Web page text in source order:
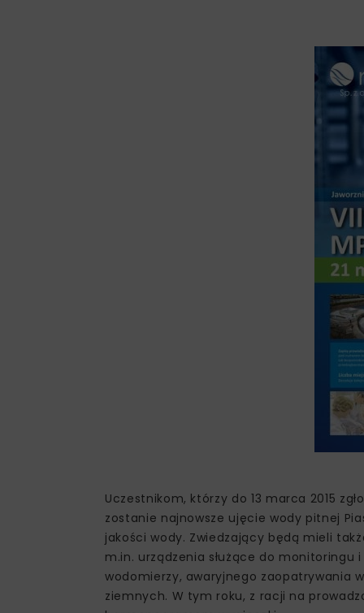
Uczestnikom, którzy do 13 marca 2015
zostanie najnowsze ujęcie wody pitnej
jakości wody. Zwiedzający będą mieli
m.in. urządzenia służące do
wodomierzy, awaryjnego zaopatrywania
ziemnych. W tym roku, z racji na